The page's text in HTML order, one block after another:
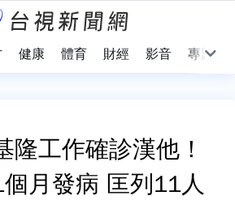
健康 體育 財經 影音 專題
隆工作確診漢他！
月發病 匡列11人